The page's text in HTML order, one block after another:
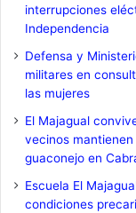
interrupciones
Independencia
Defensa y
militares en
las mujeres
El Majagual
vecinos
guaconejo en
Escuela El
condiciones